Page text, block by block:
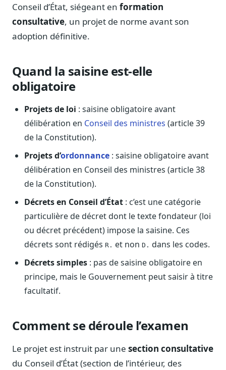
Registre HATVP
Cartographier l'influence sur un dossier
Affaires publiques
Cabinets, DRI, consultants en lobbying
Affaires réglementaires
JO, décrets, conseil des ministres, AAI
Fédérations & plaidoyer
ONG, syndicats, ordres, associations
Parlementaires
Préparez vos interventions et amendements
Veille en temps réel, embeds pour vos contenus
Chercheurs
Données exhaustives pour vos travaux académiques
11 secteurs : énergie, santé, finance, numérique…
Cas d'usage concrets
Six cas pour gagner du temps
Consultants seniors, plateforme Legiwatch incluse
Conseil d’État, siégeant en formation
consultative, un projet de norme avant son
adoption définitive.
Quand la saisine est-elle
obligatoire
Projets de loi : saisine obligatoire avant
délibération en Conseil des ministres (article 39
de la Constitution).
Projets d’ordonnance : saisine obligatoire avant
délibération en Conseil des ministres (article 38
de la Constitution).
Décrets en Conseil d’État : c’est une catégorie
particulière de décret dont le texte fondateur (loi
ou décret précédent) impose la saisine. Ces
décrets sont rédigés R. et non D. dans les codes.
Décrets simples : pas de saisine obligatoire en
principe, mais le Gouvernement peut saisir à titre
facultatif.
Comment se déroule l’examen
Le projet est instruit par une section consultative
du Conseil d’État (section de l’intérieur, des